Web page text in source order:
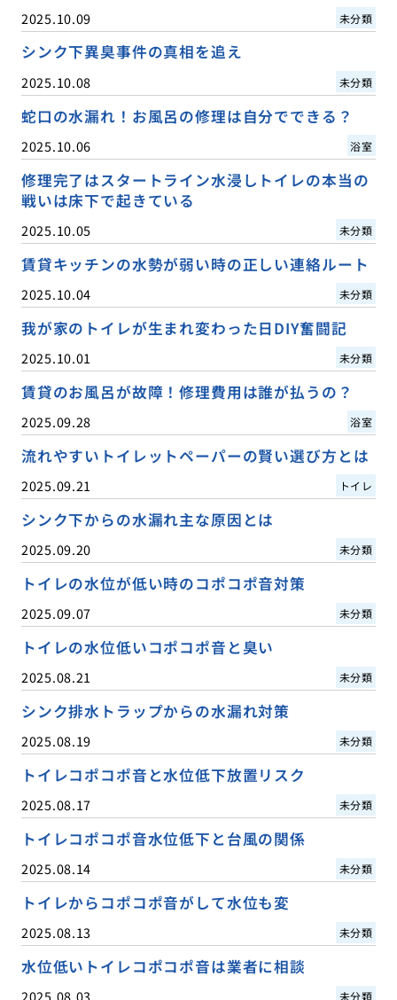
2025.10.09 未分類
シンク下異臭事件の真相を追え
2025.10.08 未分類
蛇口の水漏れ！お風呂の修理は自分でできる？
2025.10.06 浴室
修理完了はスタートライン水浸しトイレの本当の
戦いは床下で起きている
2025.10.05 未分類
賃貸キッチンの水勢が弱い時の正しい連絡ルート
2025.10.04 未分類
我が家のトイレが生まれ変わった日DIY奮闘記
2025.10.01 未分類
賃貸のお風呂が故障！修理費用は誰が払うの？
2025.09.28 浴室
流れやすいトイレットペーパーの賢い選び方とは
2025.09.21 トイレ
シンク下からの水漏れ主な原因とは
2025.09.20 未分類
トイレの水位が低い時のコポコポ音対策
2025.09.07 未分類
トイレの水位低いコポコポ音と臭い
2025.08.21 未分類
シンク排水トラップからの水漏れ対策
2025.08.19 未分類
トイレコポコポ音と水位低下放置リスク
2025.08.17 未分類
トイレコポコポ音水位低下と台風の関係
2025.08.14 未分類
トイレからコポコポ音がして水位も変
2025.08.13 未分類
水位低いトイレコポコポ音は業者に相談
未分類